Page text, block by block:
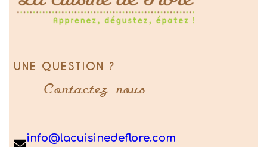
UNE QUESTION ?
Contactez-nous
info@lacuisinedeflore.com